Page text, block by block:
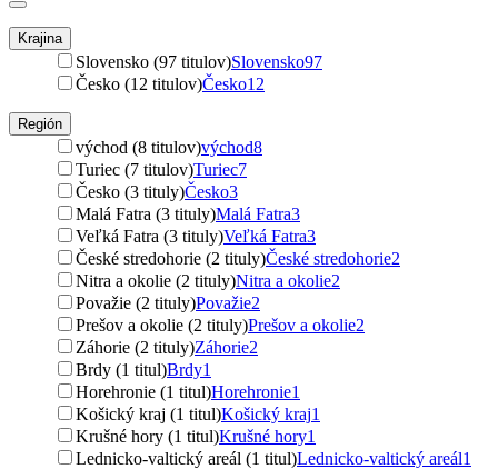
Krajina
Slovensko (97 titulov)Slovensko97
Česko (12 titulov)Česko12
Región
východ (8 titulov)východ8
Turiec (7 titulov)Turiec7
Česko (3 tituly)Česko3
Malá Fatra (3 tituly)Malá Fatra3
Veľká Fatra (3 tituly)Veľká Fatra3
České stredohorie (2 tituly)České stredohorie2
Nitra a okolie (2 tituly)Nitra a okolie2
Považie (2 tituly)Považie2
Prešov a okolie (2 tituly)Prešov a okolie2
Záhorie (2 tituly)Záhorie2
Brdy (1 titul)Brdy1
Horehronie (1 titul)Horehronie1
Košický kraj (1 titul)Košický kraj1
Krušné hory (1 titul)Krušné hory1
Lednicko-valtický areál (1 titul)Lednicko-valtický areál1